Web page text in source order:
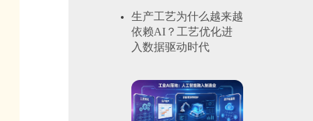
生产工艺为什么越来越
依赖AI？工艺优化进
入数据驱动时代